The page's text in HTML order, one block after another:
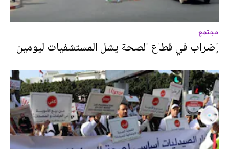
مجتمع
إضراب في قطاع الصحة يشل المستشفيات ليومين